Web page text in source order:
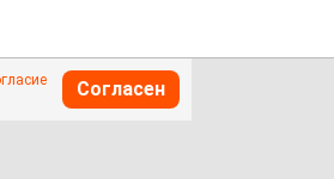
Согласен